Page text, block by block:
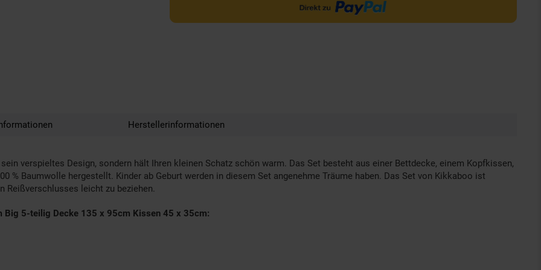
Herstellerinformationen
verspieltes Design, sondern hält Ihren kleinen Schatz schön warm. Das Set besteht aus einer Bettdecke, einem Kopfkissen,
% Baumwolle hergestellt. Kinder ab Geburt werden in diesem Set angenehme Träume haben. Das Set von Kikkaboo ist
Reißverschlusses leicht zu beziehen.
Big 5-teilig Decke 135 x 95cm Kissen 45 x 35cm: